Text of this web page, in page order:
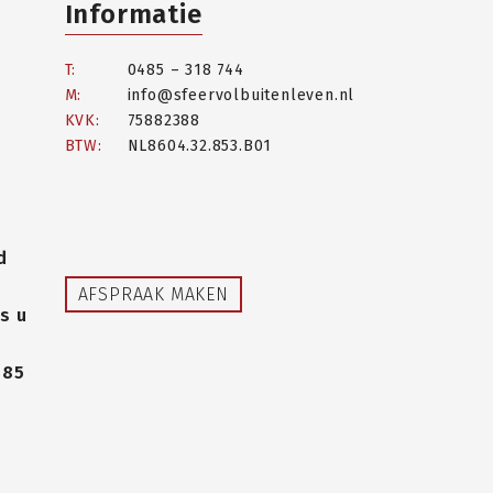
u
Informatie
T:
0485 – 318 744
M:
info@sfeervolbuitenleven.nl
KVK:
75882388
BTW:
NL8604.32.853.B01
AFSPRAAK MAKEN